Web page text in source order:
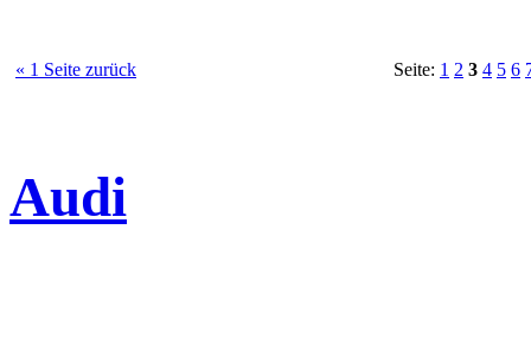
« 1 Seite zurück Seite: 1 2 3 4 5 6
Audi